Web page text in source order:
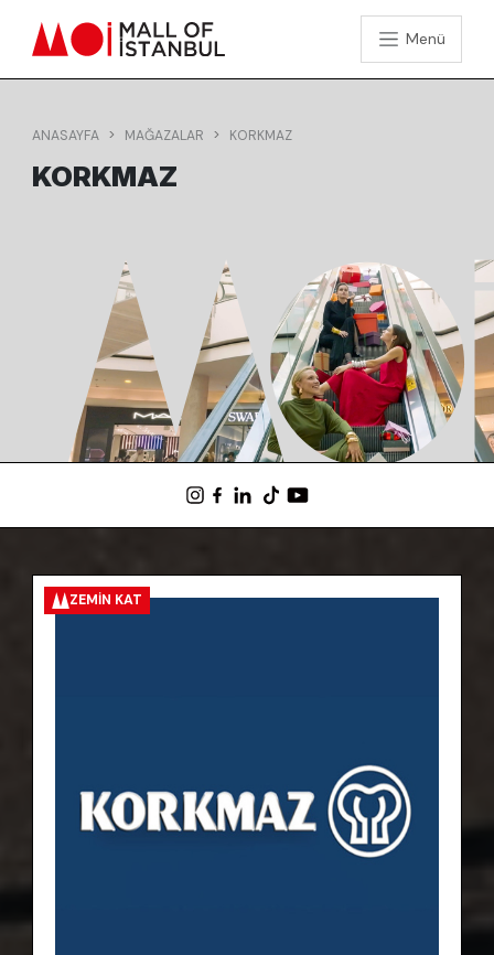
Menü
ANASAYFA MAĞAZALAR KORKMAZ
KORKMAZ
ZEMIN KAT